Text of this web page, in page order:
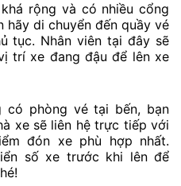
rộng và có nhiều cổng
hãy di chuyển đến quầy vé
tục. Nhân viên tại đây sẽ
trí xe đang đậu để lên xe
phòng vé tại bến, bạn
xe sẽ liên hệ trực tiếp với
đón xe phù hợp nhất.
số xe trước khi lên để